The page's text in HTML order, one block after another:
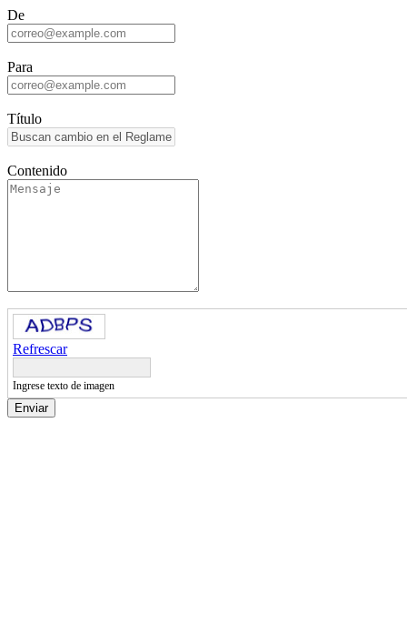
De
Para
Título
Contenido
Refrescar
Ingrese texto de imagen